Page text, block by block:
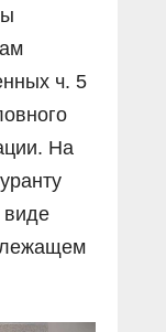
ч. 5
На
виде